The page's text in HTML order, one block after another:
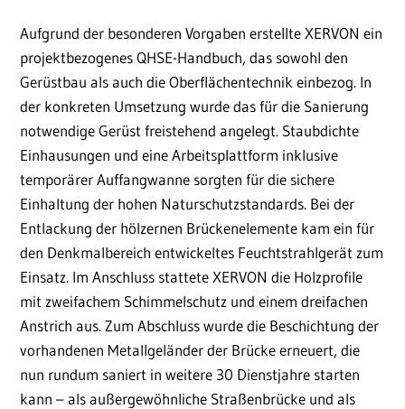
Aufgrund der besonderen Vorgaben erstellte XERVON ein
projektbezogenes QHSE-Handbuch, das sowohl den
Gerüstbau als auch die Oberflächentechnik einbezog. In
der konkreten Umsetzung wurde das für die Sanierung
notwendige Gerüst freistehend angelegt. Staubdichte
Einhausungen und eine Arbeitsplattform inklusive
temporärer Auffangwanne sorgten für die sichere
Einhaltung der hohen Naturschutzstandards. Bei der
Entlackung der hölzernen Brückenelemente kam ein für
den Denkmalbereich entwickeltes Feuchtstrahlgerät zum
Einsatz. Im Anschluss stattete XERVON die Holzprofile
mit zweifachem Schimmelschutz und einem dreifachen
Anstrich aus. Zum Abschluss wurde die Beschichtung der
vorhandenen Metallgeländer der Brücke erneuert, die
nun rundum saniert in weitere 30 Dienstjahre starten
kann – als außergewöhnliche Straßenbrücke und als